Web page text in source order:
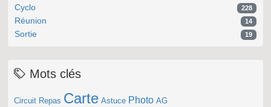
Cyclo 228
Réunion 14
Sortie 19
Mots clés
Circuit Repas Carte Astuce Photo AG